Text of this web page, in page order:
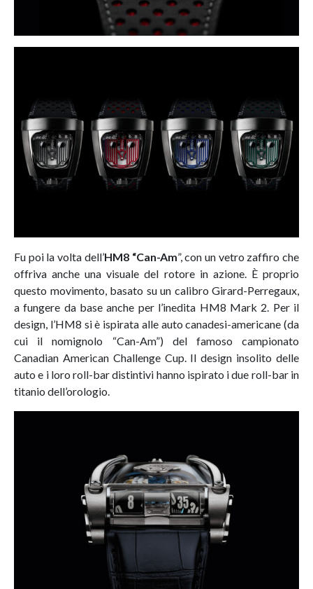
Fu poi la volta dell’HM8 “Can-Am”, con un vetro zaffiro che
offriva anche una visuale del rotore in azione. È proprio
questo movimento, basato su un calibro Girard-Perregaux,
a fungere da base anche per l’inedita HM8 Mark 2. Per il
design, l’HM8 si è ispirata alle auto canadesi-americane (da
cui il nomignolo “Can-Am”) del famoso campionato
Canadian American Challenge Cup. Il design insolito delle
auto e i loro roll-bar distintivi hanno ispirato i due roll-bar in
titanio dell’orologio.